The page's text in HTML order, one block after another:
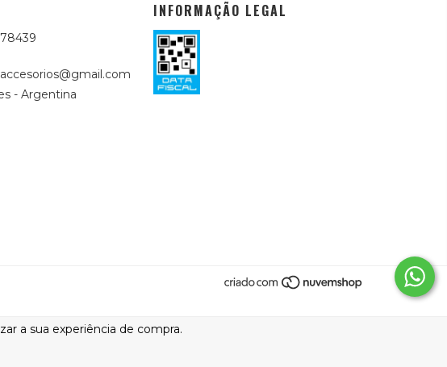
a sua experiência de compra.
- Argentina
INFORMAÇÃO LEGAL